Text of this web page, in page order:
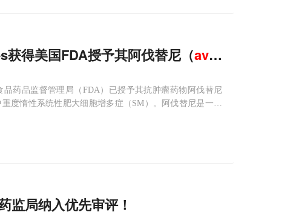
得美国FDA授予其阿伐替尼（avapritinib
品药品监督管理局（FDA）已授予其抗肿瘤药物阿伐替尼
度惰性系统性肥大细胞增多症（SM）。阿伐替尼是一款
监局纳入优先审评！